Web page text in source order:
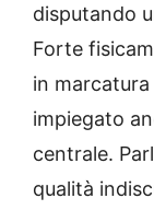
disputando
Forte
in
impiegato
centrale.
qualità